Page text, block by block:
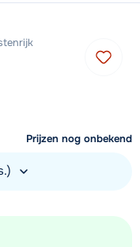
Prijzen nog onbekend